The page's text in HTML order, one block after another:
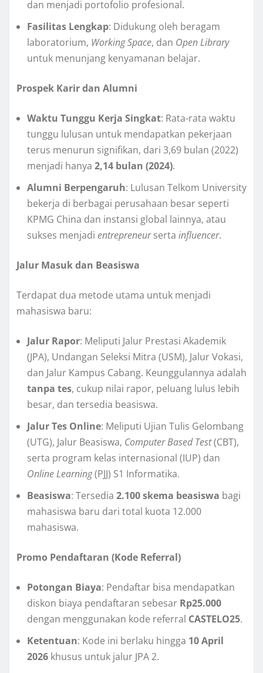
dan menjadi portofolio profesional.
Fasilitas Lengkap: Didukung oleh beragam
laboratorium, Working Space, dan Open Library
untuk menunjang kenyamanan belajar.
Prospek Karir dan Alumni
Waktu Tunggu Kerja Singkat: Rata-rata waktu
tunggu lulusan untuk mendapatkan pekerjaan
terus menurun signifikan, dari 3,69 bulan (2022)
menjadi hanya 2,14 bulan (2024).
Alumni Berpengaruh: Lulusan Telkom University
bekerja di berbagai perusahaan besar seperti
KPMG China dan instansi global lainnya, atau
sukses menjadi entrepreneurserta influencer.
Jalur Masuk dan Beasiswa
Terdapat dua metode utama untuk menjadi
mahasiswa baru:
Jalur Rapor: Meliputi Jalur Prestasi Akademik
(JPA), Undangan Seleksi Mitra (USM), Jalur Vokasi,
dan Jalur Kampus Cabang. Keunggulannya adalah
tanpa tes, cukup nilai rapor, peluang lulus lebih
besar, dan tersedia beasiswa.
Jalur Tes Online: Meliputi Ujian Tulis Gelombang
(UTG), Jalur Beasiswa, Computer Based Test(CBT),
serta program kelas internasional (IUP) dan
Online Learning(PJJ) S1 Informatika.
Beasiswa: Tersedia 2.100 skema beasiswa bagi
mahasiswa baru dari total kuota 12.000
mahasiswa.
Promo Pendaftaran (Kode Referral)
Potongan Biaya: Pendaftar bisa mendapatkan
diskon biaya pendaftaran sebesar Rp25.000
dengan menggunakan kode referral CASTELO25.
Ketentuan: Kode ini berlaku hingga 10 April
2026 khusus untuk jalur JPA 2.